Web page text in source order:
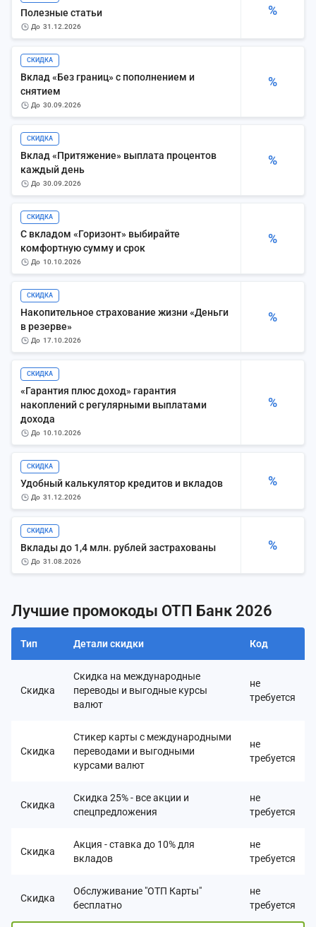
%
Полезные статьи
до 31.12.2026
%
СКИДКА
Вклад «Без границ» с пополнением и
снятием
до 30.09.2026
%
СКИДКА
Вклад «Притяжение» выплата процентов
каждый день
до 30.09.2026
%
СКИДКА
С вкладом «Горизонт» выбирайте
комфортную сумму и срок
до 10.10.2026
%
СКИДКА
Накопительное страхование жизни «Деньги
в резерве»
до 17.10.2026
%
СКИДКА
«Гарантия плюс доход» гарантия
накоплений с регулярными выплатами
дохода
до 10.10.2026
%
СКИДКА
Удобный калькулятор кредитов и вкладов
до 31.12.2026
%
СКИДКА
Вклады до 1,4 млн. рублей застрахованы
до 31.08.2026
Лучшие промокоды ОТП Банк 2026
Тип Детали скидки Код
Скидка
Скидка на международные
переводы и выгодные курсы
валют
не
требуется
Скидка
Стикер карты с международными
переводами и выгодными
курсами валют
не
требуется
Скидка
Скидка 25% - все акции и
спецпредложения
не
требуется
Скидка
Акция - ставка до 10% для
вкладов
не
требуется
Скидка
Обслуживание "ОТП Карты"
бесплатно
не
требуется